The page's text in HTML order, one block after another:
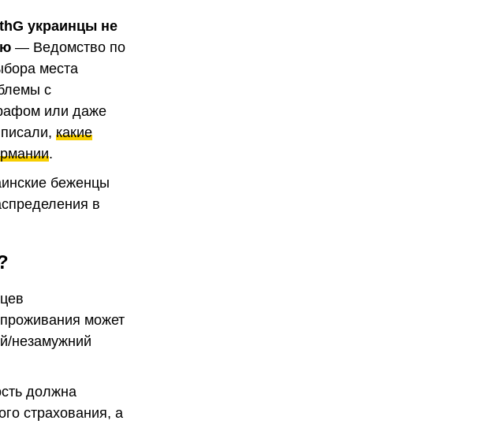
украинцы не
— Ведомство по
места
с
или даже
какие
.
беженцы
в
может
незамужний
должна
страхования, а